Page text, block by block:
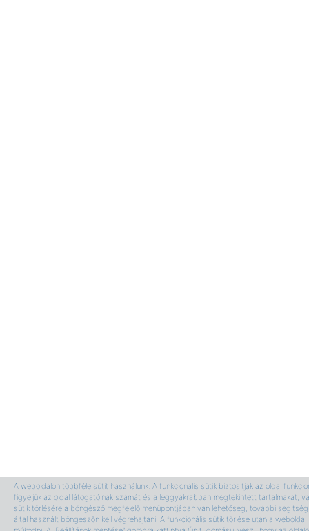
A weboldalon többféle sütit használunk. A funkcionális sütik biztosítják az oldal
figyeljük az oldal látogatóinak számát és a leggyakrabban megtekintett tartalmakat,
sütik törlésére a böngésző megfelelő menüpontjában van lehetőség, további
által használt böngészőn kell végrehajtani. A funkcionális sütik törlése után a